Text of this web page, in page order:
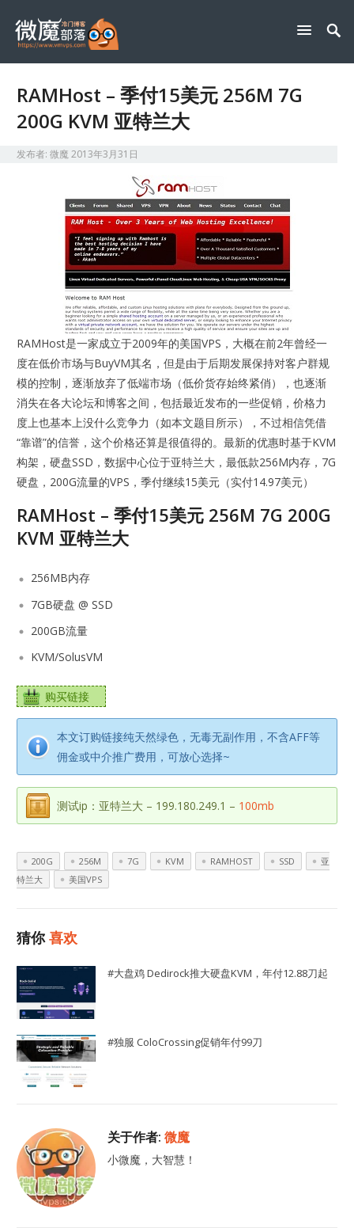
RAMHost – 季付15美元 256M 7G
200G KVM 亚特兰大
发布者:微魔2013年3月31日
RAMHost是一家成立于2009年的美国VPS，大概在前2年曾经一
度在低价市场与BuyVM其名，但是由于后期发展保持对客户群规
模的控制，逐渐放弃了低端市场（低价货存始终紧俏），也逐渐
消失在各大论坛和博客之间，包括最近发布的一些促销，价格力
度上也基本上没什么竞争力（如本文题目所示），不过相信凭借
“靠谱”的信誉，这个价格还算是很值得的。最新的优惠时基于KVM
构架，硬盘SSD，数据中心位于亚特兰大，最低款256M内存，7G
硬盘，200G流量的VPS，季付继续15美元（实付14.97美元）
RAMHost – 季付15美元 256M 7G 200G
KVM 亚特兰大
256MB内存
7GB硬盘 @ SSD
200GB流量
KVM/SolusVM
购买链接
本文订购链接纯天然绿色，无毒无副作用，不含AFF等
佣金或中介推广费用，可放心选择~
测试ip：亚特兰大 – 199.180.249.1 – 100mb
200G 256M 7G KVM RAMHOST SSD
亚
特兰大
美国VPS
猜你喜欢
#大盘鸡 Dedirock推大硬盘KVM，年付12.88刀起
#独服 ColoCrossing促销年付99刀
关于作者:微魔
小微魔，大智慧！